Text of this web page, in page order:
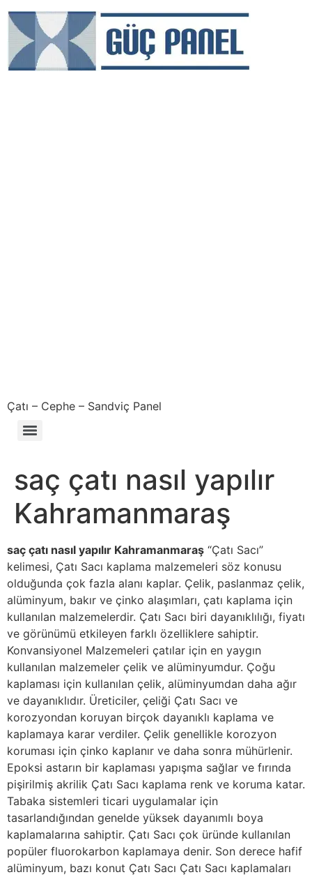
Çatı – Cephe – Sandviç Panel
saç çatı nasıl yapılır
Kahramanmaraş
saç çatı nasıl yapılır Kahramanmaraş “Çatı Sacı”
kelimesi, Çatı Sacı kaplama malzemeleri söz konusu
olduğunda çok fazla alanı kaplar. Çelik, paslanmaz çelik,
alüminyum, bakır ve çinko alaşımları, çatı kaplama için
kullanılan malzemelerdir. Çatı Sacı biri dayanıklılığı, fiyatı
ve görünümü etkileyen farklı özelliklere sahiptir.
Konvansiyonel Malzemeleri çatılar için en yaygın
kullanılan malzemeler çelik ve alüminyumdur. Çoğu
kaplaması için kullanılan çelik, alüminyumdan daha ağır
ve dayanıklıdır. Üreticiler, çeliği Çatı Sacı ve
korozyondan koruyan birçok dayanıklı kaplama ve
kaplamaya karar verdiler. Çelik genellikle korozyon
koruması için çinko kaplanır ve daha sonra mühürlenir.
Epoksi astarın bir kaplaması yapışma sağlar ve fırında
pişirilmiş akrilik Çatı Sacı kaplama renk ve koruma katar.
Tabaka sistemleri ticari uygulamalar için
tasarlandığından genelde yüksek dayanımlı boya
kaplamalarına sahiptir. Çatı Sacı çok üründe kullanılan
popüler fluorokarbon kaplamaya denir. Son derece hafif
alüminyum, bazı konut Çatı Sacı Çatı Sacı kaplamaları